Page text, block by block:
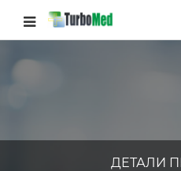
ДЕТАЛИ